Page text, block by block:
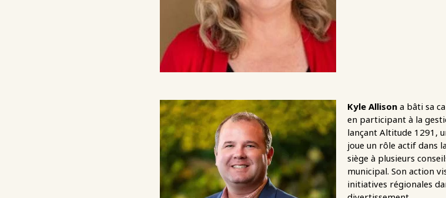
Kyle Allisona bâti sa
en participant à la
lançant Altitude 1291,
joue un rôle actif dans
siège à plusieurs
municipal. Son action
initiatives régionales